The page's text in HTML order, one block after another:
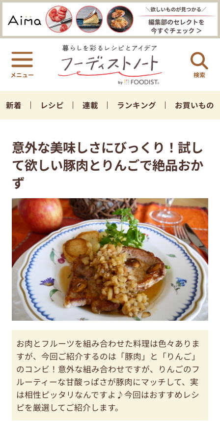
検索
新着 レシピ 連載 ランキング お買いもの
意外な美味しさにびっくり！試し
て欲しい豚肉とりんごで絶品おか
ず
お肉とフルーツを組み合わせた料理は色々ありま
すが、今回ご紹介するのは「豚肉」と「りんご」
のコンビ！意外な組み合わせですが、りんごのフ
ルーティーな甘酸っぱさが豚肉にマッチして、実
は相性ピッタリなんですよ♪今回はおすすめレシ
ピを厳選してご紹介します。